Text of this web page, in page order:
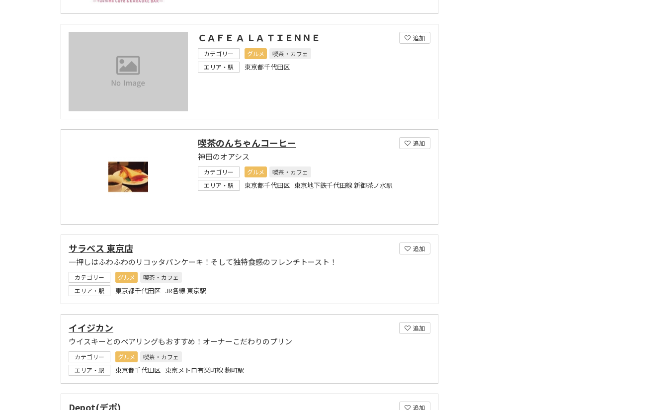
追加
ＣＡＦＥ Ａ ＬＡ ＴＩＥＮＮＥ
カテゴリー グルメ
喫茶・カフェ
エリア・駅
東京都千代田区
追加
喫茶のんちゃんコーヒー
神田のオアシス
カテゴリー グルメ
喫茶・カフェ
エリア・駅
東京都千代田区 東京地下鉄千代田線 新御茶ノ水駅
追加
サラベス 東京店
一押しはふわふわのリコッタパンケーキ！そして独特食感のフレンチトースト！
カテゴリー グルメ
喫茶・カフェ
エリア・駅
東京都千代田区 JR各線 東京駅
追加
イイジカン
ウイスキーとのペアリングもおすすめ！オーナーこだわりのプリン
カテゴリー グルメ
喫茶・カフェ
エリア・駅
東京都千代田区 東京メトロ有楽町線 麹町駅
追加
Depot(デポ)